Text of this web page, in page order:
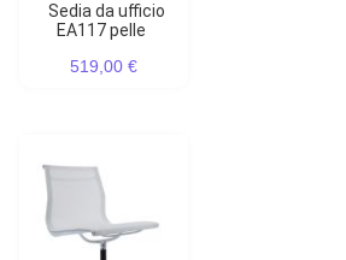
Sedia da ufficio
EA117 pelle
519,00 €